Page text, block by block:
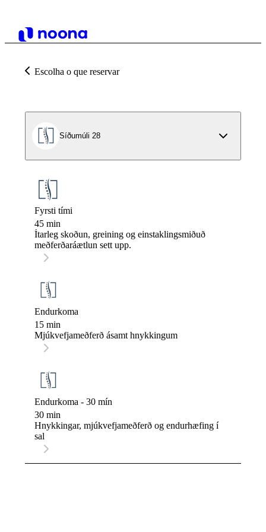
Escolha o que reservar
Síðumúli 28
Fyrsti tími
45 min
Ítarleg skoðun, greining og einstaklingsmiðuð
meðferðaráætlun sett upp.
Endurkoma
15 min
Mjúkvefjameðferð ásamt hnykkingum
Endurkoma - 30 mín
30 min
Hnykkingar, mjúkvefjameðferð og endurhæfing í
sal